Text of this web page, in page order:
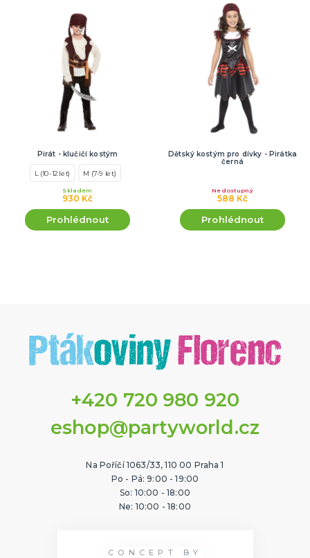
Pirát - klučičí kostým
L (10-12 let) M (7-9 let)
930 Kč
Skladem
Prohlédnout
Dětský kostým pro dívky - Pirátka
černá
588 Kč
Nedostupný
Prohlédnout
+420 720 980 920
eshop@partyworld.cz
Na Poříčí 1063/33, 110 00 Praha 1
Po - Pá: 9:00 - 19:00
So: 10:00 - 18:00
Ne: 10:00 - 18:00
CONCEPT BY